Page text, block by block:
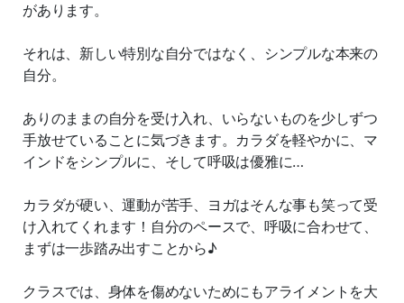
があります。
それは、新しい特別な自分ではなく、シンプルな本来の
自分。
ありのままの自分を受け入れ、いらないものを少しずつ
手放せていることに気づきます。カラダを軽やかに、マ
インドをシンプルに、そして呼吸は優雅に…
カラダが硬い、運動が苦手、ヨガはそんな事も笑って受
け入れてくれます！自分のペースで、呼吸に合わせて、
まずは一歩踏み出すことから♪
クラスでは、身体を傷めないためにもアライメントを大